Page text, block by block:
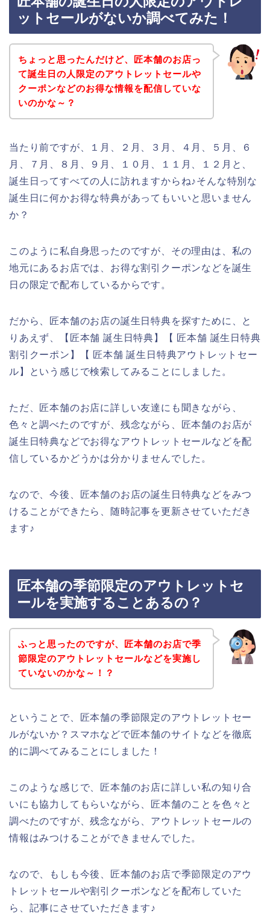
ットセールがないか調べてみた！
ちょっと思ったんだけど、匠本舗のお店っ
て誕生日の人限定のアウトレットセールや
クーポンなどのお得な情報を配信していな
いのかな～？
当たり前ですが、１月、２月、３月、４月、５月、６
月、７月、８月、９月、１０月、１１月、１２月と、
誕生日ってすべての人に訪れますからね♪そんな特別な
誕生日に何かお得な特典があってもいいと思いません
か？
このように私自身思ったのですが、その理由は、私の
地元にあるお店では、お得な割引クーポンなどを誕生
日の限定で配布しているからです。
だから、匠本舗のお店の誕生日特典を探すために、と
りあえず、【匠本舗 誕生日特典】【 匠本舗 誕生日特典
割引クーポン】【 匠本舗 誕生日特典アウトレットセー
ル】という感じで検索してみることにしました。
ただ、匠本舗のお店に詳しい友達にも聞きながら、
色々と調べたのですが、残念ながら、匠本舗のお店が
誕生日特典などでお得なアウトレットセールなどを配
信しているかどうかは分かりませんでした。
なので、今後、匠本舗のお店の誕生日特典などをみつ
けることができたら、随時記事を更新させていただき
ます♪
匠本舗の季節限定のアウトレットセ
ールを実施することあるの？
ふっと思ったのですが、匠本舗のお店で季
節限定のアウトレットセールなどを実施し
ていないのかな～！？
ということで、匠本舗の季節限定のアウトレットセー
ルがないか？スマホなどで匠本舗のサイトなどを徹底
的に調べてみることにしました！
このような感じで、匠本舗のお店に詳しい私の知り合
いにも協力してもらいながら、匠本舗のことを色々と
調べたのですが、残念ながら、アウトレットセールの
情報はみつけることができませんでした。
なので、もしも今後、匠本舗のお店で季節限定のアウ
トレットセールや割引クーポンなどを配布していた
ら、記事にさせていただきます♪